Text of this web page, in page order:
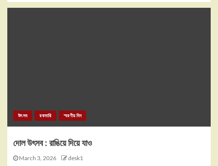
উৎসব রকমারি স্মরণীয় দিন
দোল উৎসব : রাঙিয়ে দিয়ে যাও
March 3, 2026 desk1